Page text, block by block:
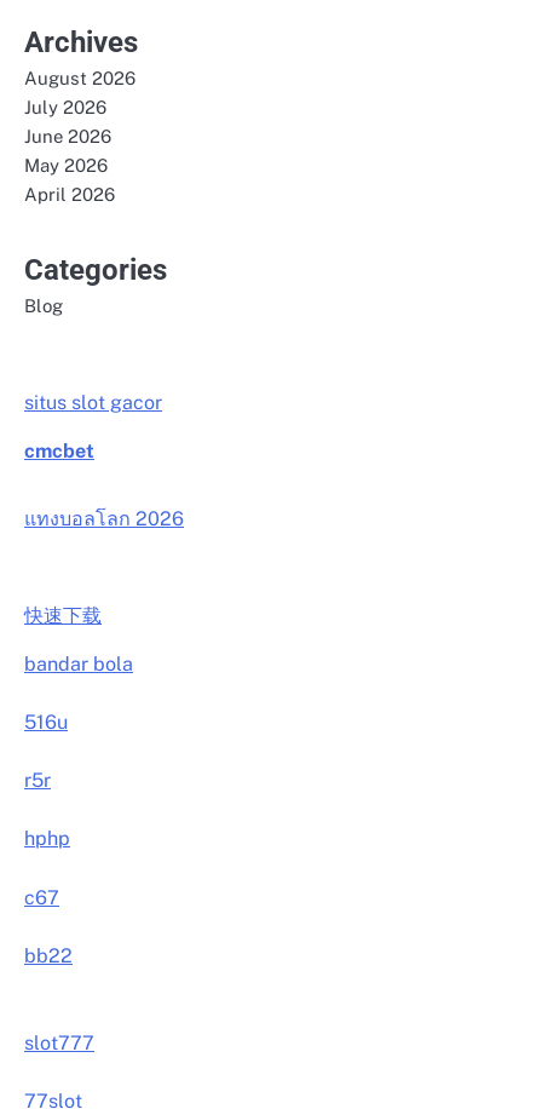
Archives
August 2026
July 2026
June 2026
May 2026
April 2026
Categories
Blog
situs slot gacor
cmcbet
แทงบอลโลก 2026
快速下载
bandar bola
516u
r5r
hphp
c67
bb22
slot777
77slot